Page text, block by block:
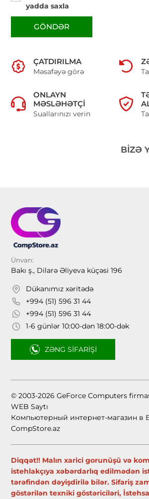
yadda saxla
GÖNDƏR
ÇATDIRILMA
Məsafəyə görə
ONLAYN
MƏSLƏHƏTÇI
Suallarınızı verin
BIZƏ
Ünvan:
Bakı ş., Dilarə Əliyeva küçəsi 196
Dükanımız xəritədə
+994 (51) 596 31 44
+994 (51) 596 31 44
1-6 günlər 10:00-dən 18:00-dək
ZƏNG SIFARIŞI
© 2003-2026 GeForce Computers
WEB Saytı
Компьютерный интернет-магазин в
CompStore.az
Diqqət!! Malın xarici gorunüşü və
istehlakçıya xəbərdarlıq edilmədən
tərəfindən dəyişdirilə bilər. Sifariş
göstərilən texniki göstəriciləri,